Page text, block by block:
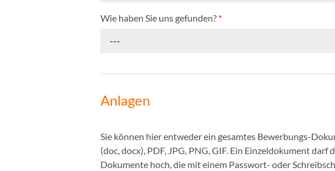
Wie haben Sie uns gefunden? *
---
Anlagen
Sie können hier entweder ein gesamtes Bewerbungs-
(doc, docx), PDF, JPG, PNG, GIF. Ein Einzeldokument
Dokumente hoch, die mit einem Passwort- oder